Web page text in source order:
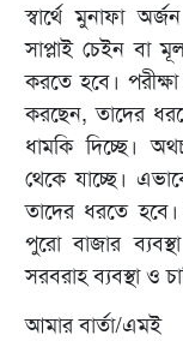
স্বার্থে মুনাফা
সাপ্লাই চেইন বা
করতে হবে।
করছেন, তাদের
ধামকি দিচ্ছে।
থেকে যাচ্ছে।
তাদের ধরতে
পুরো বাজার
সরবরাহ ব্যবস্থা ও
আমার বার্তা/এমই